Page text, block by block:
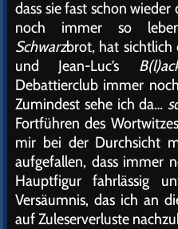
dass sie fast schon
noch immer so
Schwarzbrot, hat sichtlich
und Jean-Luc’s
Debattierclub immer
Zumindest sehe ich da…
Fortführen des
mir bei der Durchsicht
aufgefallen, dass immer
Hauptfigur fahrlässig
Versäumnis, das ich an
auf Zuleserverluste